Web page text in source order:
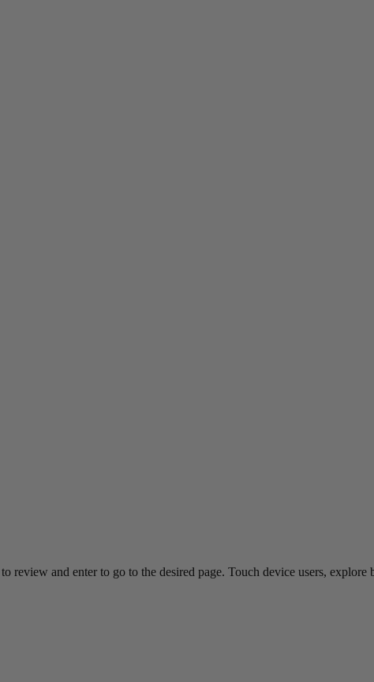
review and enter to go to the desired page. Touch device users,